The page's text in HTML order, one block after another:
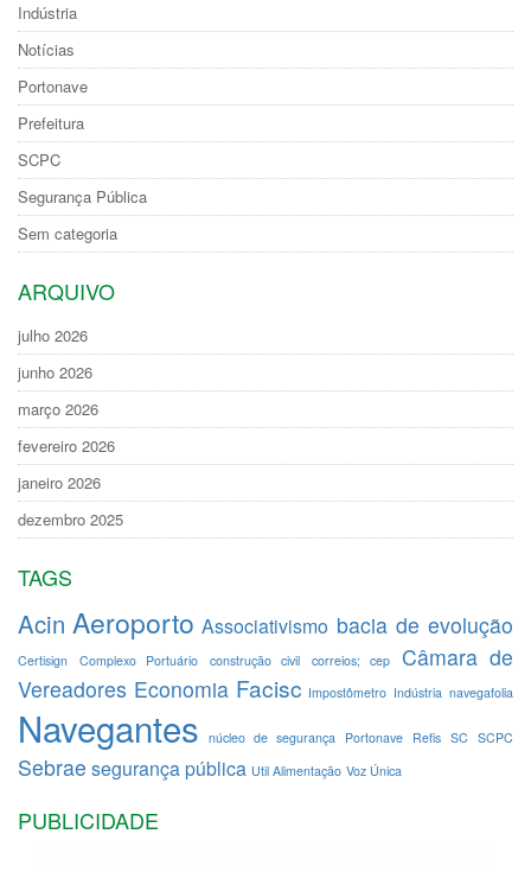
Indústria
Notícias
Portonave
Prefeitura
SCPC
Segurança Pública
Sem categoria
ARQUIVO
julho 2026
junho 2026
março 2026
fevereiro 2026
janeiro 2026
dezembro 2025
TAGS
Acin Aeroporto Associativismo bacia de evolução
Certisign Complexo Portuário construção civil correios; cep
Câmara de
Vereadores Economia Facisc Impostômetro Indústria navegafolia
Navegantes núcleo de segurança Portonave Refis SC SCPC
Sebrae segurança pública Util Alimentação Voz Única
PUBLICIDADE